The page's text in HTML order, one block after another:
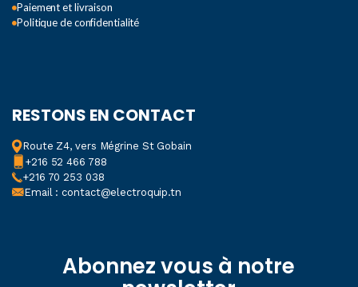
Paiement et livraison
Politique de confidentialité
RESTONS EN CONTACT
Route Z4, vers Mégrine St Gobain
+216 52 466 788
+216 70 253 038
Email : contact@electroquip.tn
Abonnez vous à notre